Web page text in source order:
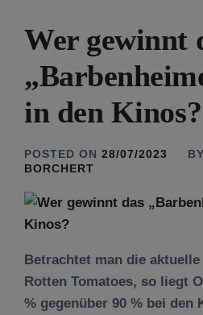
Wer gewinnt
in den Kinos?
POSTED ON 28/07/2023 BY
BORCHERT
Betrachtet man die
Rotten Tomatoes, so liegt
% gegenüber 90 % bei